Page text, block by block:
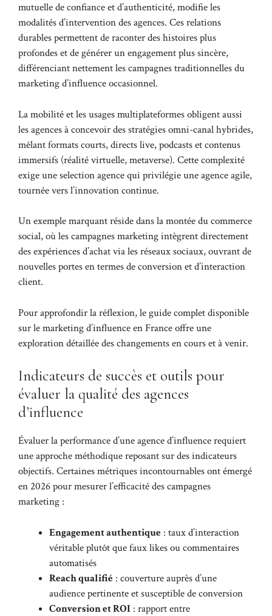
mutuelle de confiance et d’authenticité, modifie les
modalités d’intervention des agences. Ces relations
durables permettent de raconter des histoires plus
profondes et de générer un engagement plus sincère,
différenciant nettement les campagnes traditionnelles du
marketing d’influence occasionnel.
La mobilité et les usages multiplateformes obligent aussi
les agences à concevoir des stratégies omni-canal hybrides,
mêlant formats courts, directs live, podcasts et contenus
immersifs (réalité virtuelle, metaverse). Cette complexité
exige une selection agence qui privilégie une agence agile,
tournée vers l’innovation continue.
Un exemple marquant réside dans la montée du commerce
social, où les campagnes marketing intègrent directement
des expériences d’achat via les réseaux sociaux, ouvrant de
nouvelles portes en termes de conversion et d’interaction
client.
Pour approfondir la réflexion, le guide complet disponible
surle marketing d’influence en Franceoffre une
exploration détaillée des changements en cours et à venir.
Indicateurs de succès et outils pour
évaluer la qualité des agences
d’influence
Évaluer la performance d’une agence d’influence requiert
une approche méthodique reposant sur des indicateurs
objectifs. Certaines métriques incontournables ont émergé
en 2026 pour mesurer l’efficacité des campagnes
marketing :
Engagement authentique : taux d’interaction
véritable plutôt que faux likes ou commentaires
automatisés
Reach qualifié : couverture auprès d’une
audience pertinente et susceptible de conversion
Conversion et ROI : rapport entre